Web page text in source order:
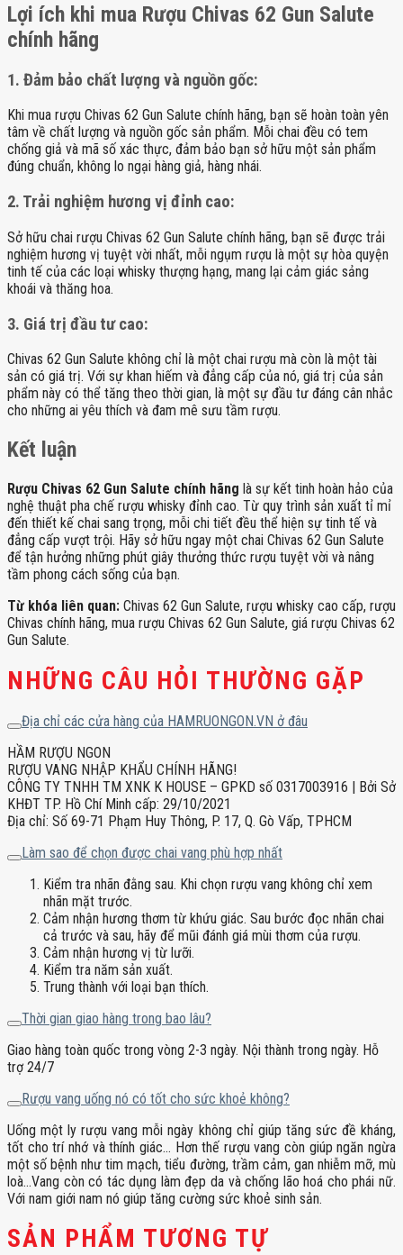
Lợi ích khi mua Rượu Chivas 62 Gun Salute
chính hãng
1. Đảm bảo chất lượng và nguồn gốc:
Khi mua rượu Chivas 62 Gun Salute chính hãng, bạn sẽ hoàn toàn yên
tâm về chất lượng và nguồn gốc sản phẩm. Mỗi chai đều có tem
chống giả và mã số xác thực, đảm bảo bạn sở hữu một sản phẩm
đúng chuẩn, không lo ngại hàng giả, hàng nhái.
2. Trải nghiệm hương vị đỉnh cao:
Sở hữu chai rượu Chivas 62 Gun Salute chính hãng, bạn sẽ được trải
nghiệm hương vị tuyệt vời nhất, mỗi ngụm rượu là một sự hòa quyện
tinh tế của các loại whisky thượng hạng, mang lại cảm giác sảng
khoái và thăng hoa.
3. Giá trị đầu tư cao:
Chivas 62 Gun Salute không chỉ là một chai rượu mà còn là một tài
sản có giá trị. Với sự khan hiếm và đẳng cấp của nó, giá trị của sản
phẩm này có thể tăng theo thời gian, là một sự đầu tư đáng cân nhắc
cho những ai yêu thích và đam mê sưu tầm rượu.
Kết luận
Rượu Chivas 62 Gun Salute chính hãng là sự kết tinh hoàn hảo của
nghệ thuật pha chế rượu whisky đỉnh cao. Từ quy trình sản xuất tỉ mỉ
đến thiết kế chai sang trọng, mỗi chi tiết đều thể hiện sự tinh tế và
đẳng cấp vượt trội. Hãy sở hữu ngay một chai Chivas 62 Gun Salute
để tận hưởng những phút giây thưởng thức rượu tuyệt vời và nâng
tầm phong cách sống của bạn.
Từ khóa liên quan: Chivas 62 Gun Salute, rượu whisky cao cấp, rượu
Chivas chính hãng, mua rượu Chivas 62 Gun Salute, giá rượu Chivas 62
Gun Salute.
NHỮNG CÂU HỎI THƯỜNG GẶP
Địa chỉ các cửa hàng của HAMRUONGON.VN ở đâu
HẦM RƯỢU NGON
RƯỢU VANG NHẬP KHẨU CHÍNH HÃNG!
CÔNG TY TNHH TM XNK K HOUSE – GPKD số 0317003916 | Bởi Sở
KHĐT TP. Hồ Chí Minh cấp: 29/10/2021
Địa chỉ: Số 69-71 Phạm Huy Thông, P. 17, Q. Gò Vấp, TPHCM
Làm sao để chọn được chai vang phù hợp nhất
Kiểm tra nhãn đằng sau. Khi chọn rượu vang không chỉ xem
nhãn mặt trước.
Cảm nhận hương thơm từ khứu giác. Sau bước đọc nhãn chai
cả trước và sau, hãy để mũi đánh giá mùi thơm của rượu.
Cảm nhận hương vị từ lưỡi.
Kiểm tra năm sản xuất.
Trung thành với loại bạn thích.
Thời gian giao hàng trong bao lâu?
Giao hàng toàn quốc trong vòng 2-3 ngày. Nội thành trong ngày. Hỗ
trợ 24/7
Rượu vang uống nó có tốt cho sức khoẻ không?
Uống một ly rượu vang mỗi ngày không chỉ giúp tăng sức đề kháng,
tốt cho trí nhớ và thính giác… Hơn thế rượu vang còn giúp ngăn ngừa
một số bệnh như tim mạch, tiểu đường, trầm cảm, gan nhiễm mỡ, mù
loà…Vang còn có tác dụng làm đẹp da và chống lão hoá cho phái nữ.
Với nam giới nam nó giúp tăng cường sức khoẻ sinh sản.
SẢN PHẨM TƯƠNG TỰ